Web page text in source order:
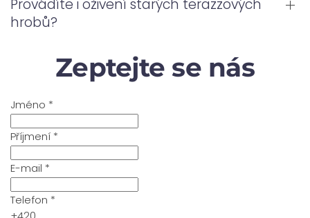
Provádíte i oživení starých terazzových
hrobů?
Zeptejte se nás
Jméno *
Příjmení *
E-mail *
Telefon *